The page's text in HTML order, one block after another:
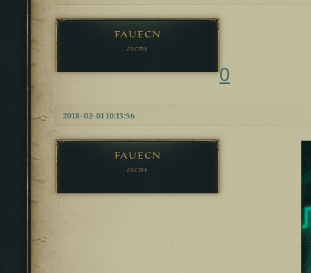
fauecn
гость
0
2018-02-01 10:13:56
fauecn
гость